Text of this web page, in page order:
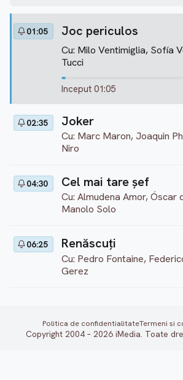
01:05 Joc periculos
Cu: Milo Ventimiglia, Sofía
Tucci
Inceput 01:05
02:35 Joker
Cu: Marc Maron, Joaquin
Niro
04:30 Cel mai tare șef
Cu: Almudena Amor, Óscar
Manolo Solo
06:25 Renăscuți
Cu: Pedro Fontaine,
Gerez
Politica de confidentialitateTermeni si
Copyright 2004 – 2026 iMedia. Toate